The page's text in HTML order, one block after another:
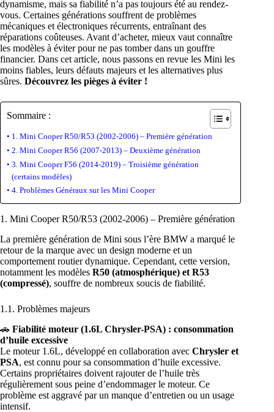
dynamisme, mais sa fiabilité n’a pas toujours été au rendez-
vous. Certaines générations souffrent de problèmes
mécaniques et électroniques récurrents, entraînant des
réparations coûteuses. Avant d’acheter, mieux vaut connaître
les modèles à éviter pour ne pas tomber dans un gouffre
financier. Dans cet article, nous passons en revue les Mini les
moins fiables, leurs défauts majeurs et les alternatives plus
sûres. Découvrez les pièges à éviter !
Sommaire :
1. Mini Cooper R50/R53 (2002-2006) – Première génération
2. Mini Cooper R56 (2007-2013) – Deuxième génération
3. Mini Cooper F56 (2014-2019) – Troisième génération
(certains modèles)
4. Problèmes Généraux sur les Mini Cooper
1. Mini Cooper R50/R53 (2002-2006) – Première génération
La première génération de Mini sous l’ère BMW a marqué le
retour de la marque avec un design moderne et un
comportement routier dynamique. Cependant, cette version,
notamment les modèles R50 (atmosphérique) et R53
(compressé), souffre de nombreux soucis de fiabilité.
1.1. Problèmes majeurs
🚗 Fiabilité moteur (1.6L Chrysler-PSA) : consommation
d’huile excessive
Le moteur 1.6L, développé en collaboration avec Chrysler et
PSA, est connu pour sa consommation d’huile excessive.
Certains propriétaires doivent rajouter de l’huile très
régulièrement sous peine d’endommager le moteur. Ce
problème est aggravé par un manque d’entretien ou un usage
intensif.